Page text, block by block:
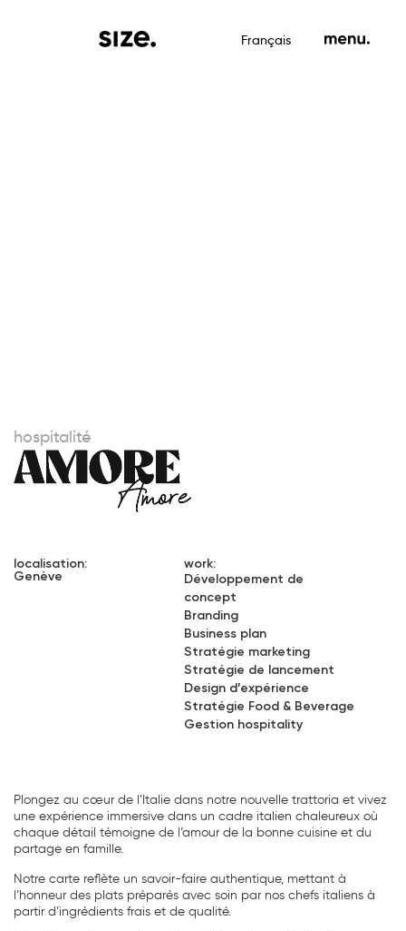
Français
hospitalité
localisation:
Genève
work:
Développement de
concept
Branding
Business plan
Stratégie marketing
Stratégie de lancement
Design d’expérience
Stratégie Food & Beverage
Gestion hospitality
Plongez au cœur de l’Italie dans notre nouvelle trattoria et vivez
une expérience immersive dans un cadre italien chaleureux où
chaque détail témoigne de l’amour de la bonne cuisine et du
partage en famille.
Notre carte reflète un savoir-faire authentique, mettant à
l’honneur des plats préparés avec soin par nos chefs italiens à
partir d’ingrédients frais et de qualité.